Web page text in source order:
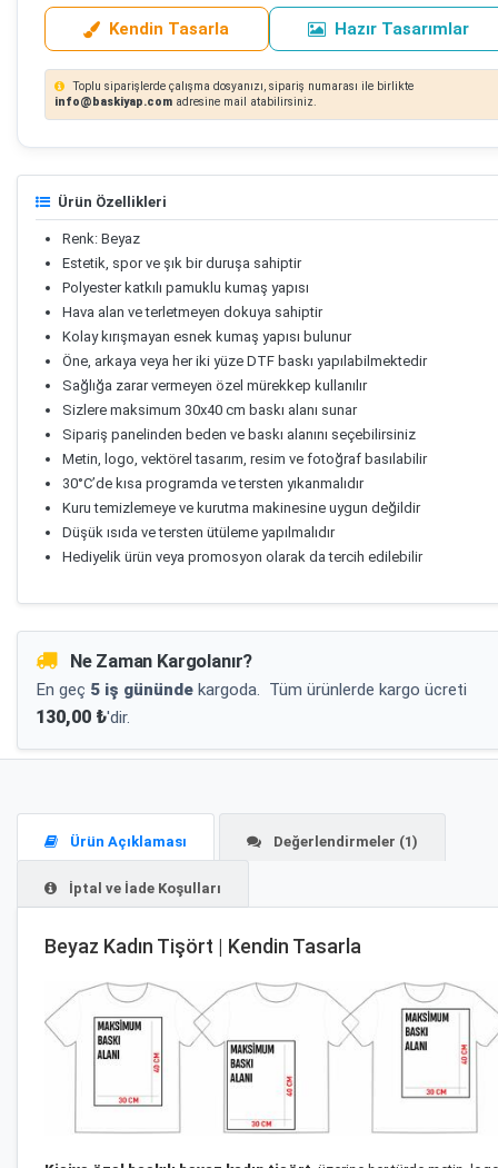
Kendin Tasarla Hazır Tasarımlar
Toplu siparişlerde çalışma dosyanızı, sipariş numarası ile birlikte
info@baskiyap.com adresine mail atabilirsiniz.
Ürün Özellikleri
Renk: Beyaz
Estetik, spor ve şık bir duruşa sahiptir
Polyester katkılı pamuklu kumaş yapısı
Hava alan ve terletmeyen dokuya sahiptir
Kolay kırışmayan esnek kumaş yapısı bulunur
Öne, arkaya veya her iki yüze DTF baskı yapılabilmektedir
Sağlığa zarar vermeyen özel mürekkep kullanılır
Sizlere maksimum 30x40 cm baskı alanı sunar
Sipariş panelinden beden ve baskı alanını seçebilirsiniz
Metin, logo, vektörel tasarım, resim ve fotoğraf basılabilir
30°C’de kısa programda ve tersten yıkanmalıdır
Kuru temizlemeye ve kurutma makinesine uygun değildir
Düşük ısıda ve tersten ütüleme yapılmalıdır
Hediyelik ürün veya promosyon olarak da tercih edilebilir
Ne Zaman Kargolanır?
En geç 5 iş gününde kargoda. Tüm ürünlerde kargo ücreti
130,00 ₺'dir.
Ürün Açıklaması Değerlendirmeler (1)
İptal ve İade Koşulları
Beyaz Kadın Tişört | Kendin Tasarla